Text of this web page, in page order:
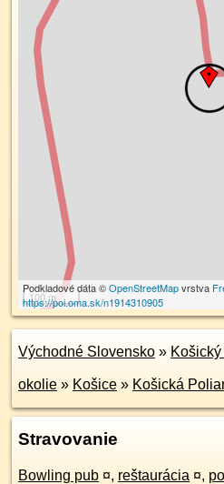
100 m
Podkladové dáta ©OpenStreetMapvrstva
https://poi.oma.sk/n1914310905
Východné Slovensko » Košický
okolie » Košice » Košická
Stravovanie
Bowling pub ¤, reštaurácia ¤,